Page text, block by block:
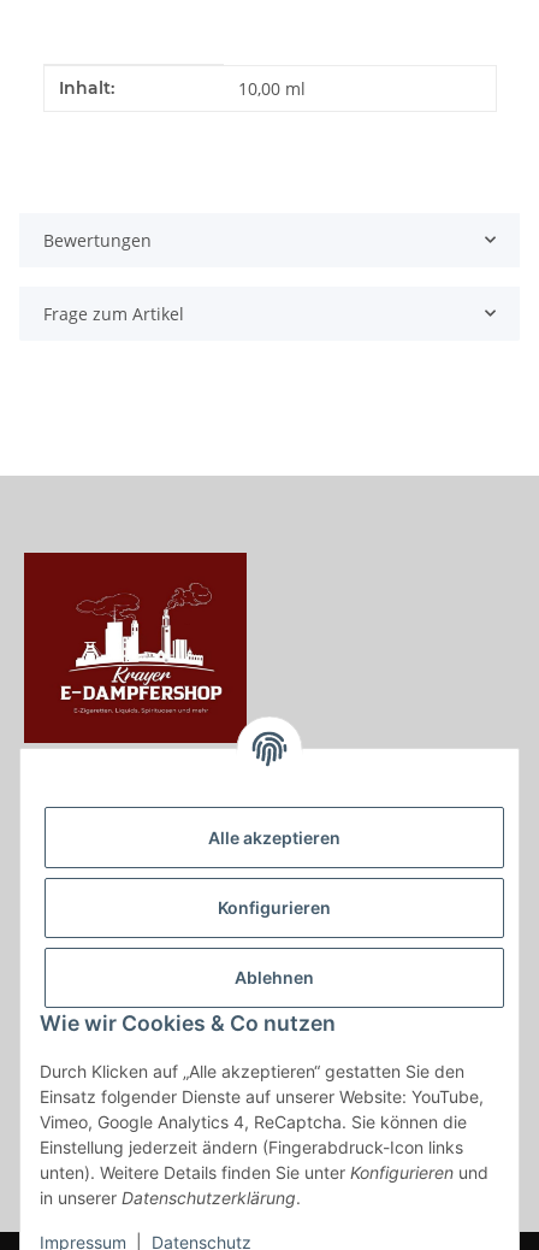
Alle akzeptieren
Konfigurieren
Ablehnen
Wie wir Cookies & Co nutzen
Durch Klicken auf „Alle akzeptieren“ gestatten Sie den
Einsatz folgender Dienste auf unserer Website: YouTube,
Vimeo, Google Analytics 4, ReCaptcha. Sie können die
Einstellung jederzeit ändern (Fingerabdruck-Icon links
unten). Weitere Details finden Sie unter Konfigurieren und
in unserer Datenschutzerklärung.
Impressum Datenschutz
Produkteigenschaft
Wert
Inhalt: 10,00 ml
Bewertungen
Frage zum Artikel
Krayerstraße 249
Tel.:0201555402
info@krayer-edampfer-shop.de
Gesetzliche Informationen
Informationen
Vertrag widerrufen
* Alle Preise inkl. gesetzlicher USt., zzgl.Versand
* gilt für Lieferungen innerhalb Deutschlands, Lieferzeiten für andere
Länder entnehmen Sie bitte der Schaltfläche mit den
Versandinformationen